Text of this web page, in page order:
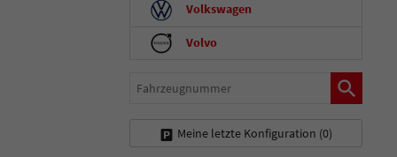
Volkswagen
Volvo
Fahrzeugnummer
Meine letzte Konfiguration (0)